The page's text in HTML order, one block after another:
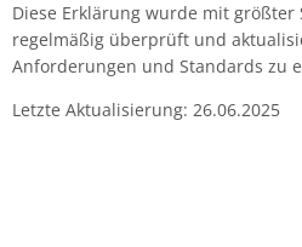
Diese Erklärung wurde mit
regelmäßig überprüft und
Anforderungen und Standards zu
Letzte Aktualisierung: 26.06.2025